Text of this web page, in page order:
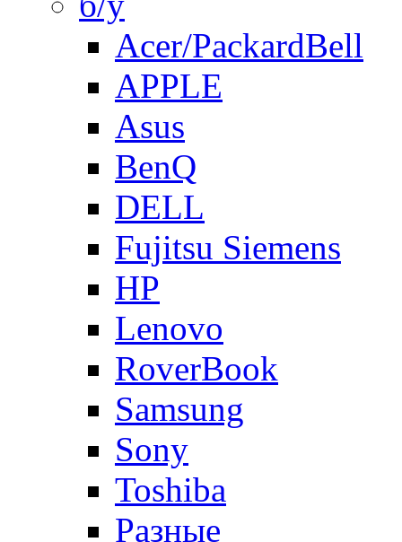
Acer/PackardBell
APPLE
Asus
BenQ
DELL
Fujitsu Siemens
HP
Lenovo
RoverBook
Samsung
Sony
Toshiba
Разные